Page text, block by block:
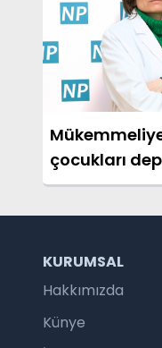
çocukları
sürüklüyor!
KURUMSAL
Hakkımızda
Künye